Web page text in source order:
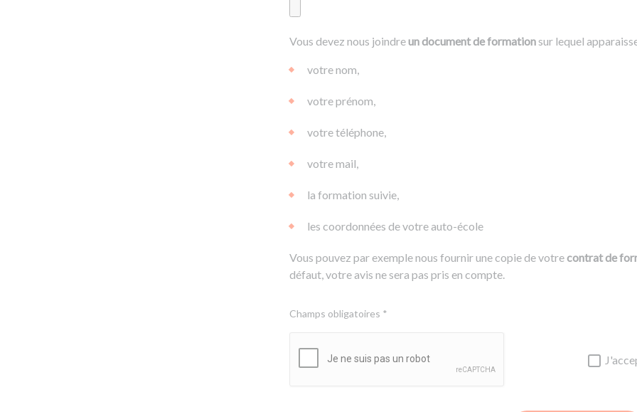
||0.00 Ko
Vous devez nous joindreun document de formation sur lequel
votre nom,
votre prénom,
votre téléphone,
votre mail,
la formation suivie,
les coordonnées de votre auto-école
Vous pouvez par exemple nous fournir une copie de votrecontrat de
défaut, votre avis ne sera pas pris en compte.
Champs obligatoires *